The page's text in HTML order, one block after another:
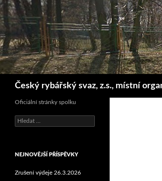
Český rybářský svaz, z.s., místní
Hledat
Oficiální stránky spolku
Vyhledávání
NEJNOVĚJŠÍ PŘÍSPĚVKY
Zrušení výdeje 26.3.2026